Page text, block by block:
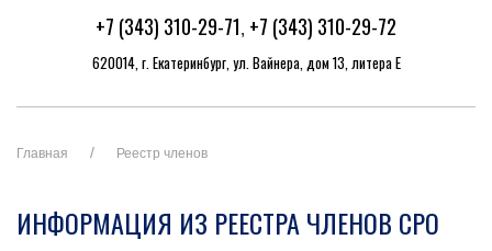
+7 (343) 310-29-71, +7 (343) 310-29-72
620014, г. Екатеринбург, ул. Вайнера, дом 13, литера Е
Главная Реестр членов
ИНФОРМАЦИЯ ИЗ РЕЕСТРА ЧЛЕНОВ СРО